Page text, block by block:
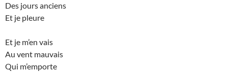
Des jours anciens
Et je pleure
Et je m’en vais
Au vent mauvais
Qui m’emporte